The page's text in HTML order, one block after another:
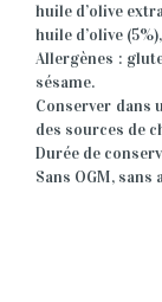
huile d’olive
huile d’olive
Allergènes :
sésame.
Conserver dans
des sources de
Durée de
Sans OGM,